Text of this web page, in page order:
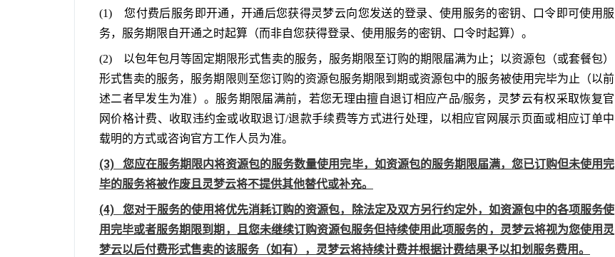
(1)    您付费后服务即开通，开通后您获得灵梦云向您发送的登录、使用服务的密钥、口令即可使用服
务，服务期限自开通之时起算（而非自您获得登录、使用服务的密钥、口令时起算）。
(2)    以包年包月等固定期限形式售卖的服务，服务期限至订购的期限届满为止；以资源包（或套餐包）
形式售卖的服务，服务期限则至您订购的资源包服务期限到期或资源包中的服务被使用完毕为止（以前
述二者早发生为准）。服务期限届满前，若您无理由擅自退订相应产品/服务，灵梦云有权采取恢复官
网价格计费、收取违约金或收取退订/退款手续费等方式进行处理，以相应官网展示页面或相应订单中
载明的方式或咨询官方工作人员为准。
(3)   您应在服务期限内将资源包的服务数量使用完毕，如资源包的服务期限届满，您已订购但未使用完
毕的服务将被作废且灵梦云将不提供其他替代或补充。
(4)   您对于服务的使用将优先消耗订购的资源包，除法定及双方另行约定外，如资源包中的各项服务使
用完毕或者服务期限到期，且您未继续订购资源包服务但持续使用此项服务的，灵梦云将视为您使用灵
梦云以后付费形式售卖的该服务（如有），灵梦云将持续计费并根据计费结果予以扣划服务费用。